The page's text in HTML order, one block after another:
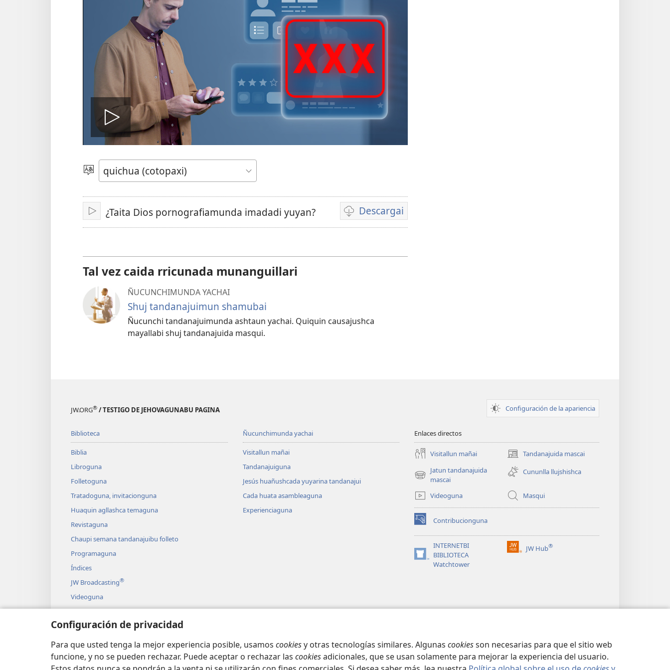
Configuración de privacidad
Para que usted tenga la mejor experiencia posible, usamos cookiesy otras tecnologías similares. Algunas cookiesson necesarias para que el sitio web
funcione, y no se pueden rechazar. Puede aceptar o rechazar las cookiesadicionales, que se usan solamente para mejorar la experiencia del usuario.
Reproducir
video
Idiomada
aglli
Reproducir
¿Taita Dios pornografiamunda imadadi yuyan? Descargai
Videoda
descargangabu
Tal vez caida rricunada munanguillari
ÑUCUNCHIMUNDA YACHAI
Shuj tandanajuimun shamubai
Ñucunchi tandanajuimunda ashtaun yachai. Quiquin causajushca
mayallabi shuj tandanajuida masqui.
JW.ORG® / TESTIGO DE JEHOVAGUNABU PAGINA Configuración de la apariencia
Biblioteca
Biblia
Libroguna
Folletoguna
Tratadoguna, invitacionguna
Huaquin agllashca temaguna
Revistaguna
Chaupi semana tandanajuibu folleto
Programaguna
Índices
JW Broadcasting®
Videoguna
Música
Bibliamunda japishca grabacionguna
Bibliamunda liyishca grabacionguna
Ñucunchimunda yachai
Visitallun mañai
Tandanajuiguna
Jesús huañushcada yuyarina tandanajui
Cada huata asambleaguna
Experienciaguna
Enlaces directos
Visitallun mañai Tandanajuida mascai
(abre
una
nueva
Jatun tandanajuida
mascai
(abre
nueva
ventana)
Cununlla llujshishca
Videoguna Masqui
Contribucionguna
(abre
una
ventana)
INTERNETBI
BIBLIOTECA
Watchtower
(abre
JW Hub®
(abre